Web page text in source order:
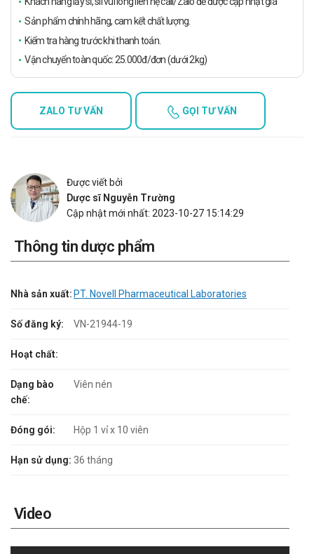
Sản phẩm chính hãng, cam kết chất lượng.
Kiểm tra hàng trước khi thanh toán.
Vận chuyển toàn quốc: 25.000đ/đơn (dưới 2kg)
ZALO TƯ VẤN GỌI TƯ VẤN
Được viết bởi
Dược sĩ Nguyễn Trường
Cập nhật mới nhất: 2023-10-27 15:14:29
Thông tin dược phẩm
Nhà sản xuất: PT. Novell Pharmaceutical Laboratories
Số đăng ký: VN-21944-19
Hoạt chất:
Dạng bào
chế:
Viên nén
Đóng gói: Hộp 1 vỉ x 10 viên
Hạn sử dụng: 36 tháng
Video